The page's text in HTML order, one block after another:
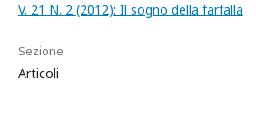
V. 21 N. 2 (2012): Il sogno della farfalla
Sezione
Articoli